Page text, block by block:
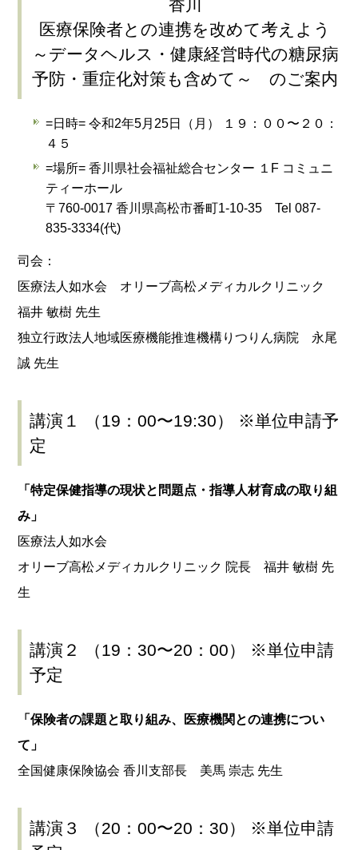
香川
医療保険者との連携を改めて考えよう
～データヘルス・健康経営時代の糖尿病
予防・重症化対策も含めて～ のご案内
=日時= 令和2年5月25日（月） １９：００〜２０：
４５
=場所= 香川県社会福祉総合センター １F コミュニ
ティーホール
〒760-0017 香川県高松市番町1-10-35 Tel 087-
835-3334(代)
司会：
医療法人如水会 オリーブ高松メディカルクリニック
福井 敏樹 先生
独立行政法人地域医療機能推進機構りつりん病院 永尾
誠 先生
講演１ （19：00〜19:30） ※単位申請予
定
「特定保健指導の現状と問題点・指導人材育成の取り組
み」
医療法人如水会
オリーブ高松メディカルクリニック 院長 福井 敏樹 先
生
講演２ （19：30〜20：00） ※単位申請
予定
「保険者の課題と取り組み、医療機関との連携につい
て」
全国健康保険協会 香川支部長 美馬 崇志 先生
講演３ （20：00〜20：30） ※単位申請